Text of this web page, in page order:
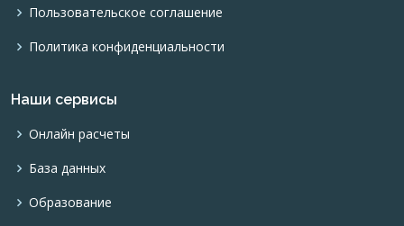
Пользовательское соглашение
Политика конфиденциальности
Наши сервисы
Онлайн расчеты
База данных
Образование